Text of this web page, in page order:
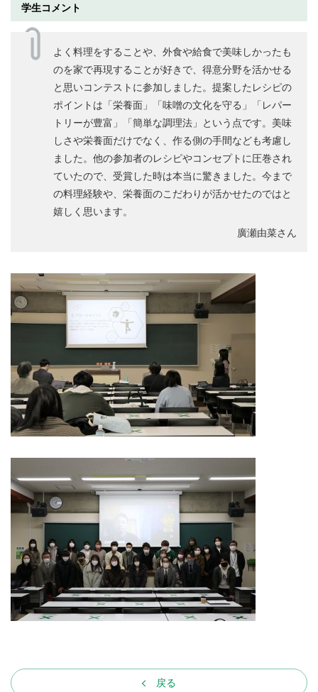
学生コメント
よく料理をすることや、外食や給食で美味しかったも
のを家で再現することが好きで、得意分野を活かせる
と思いコンテストに参加しました。提案したレシピの
ポイントは「栄養面」「味噌の文化を守る」「レパー
トリーが豊富」「簡単な調理法」という点です。美味
しさや栄養面だけでなく、作る側の手間なども考慮し
ました。他の参加者のレシピやコンセプトに圧巻され
ていたので、受賞した時は本当に驚きました。今まで
の料理経験や、栄養面のこだわりが活かせたのではと
嬉しく思います。
廣瀬由菜さん
戻る